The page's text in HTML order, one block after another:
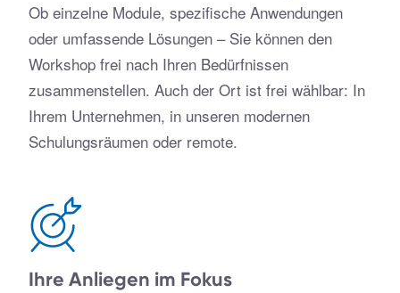
Ob einzelne Module, spezifische Anwendungen
oder umfassende Lösungen – Sie können den
Workshop frei nach Ihren Bedürfnissen
zusammenstellen. Auch der Ort ist frei wählbar: In
Ihrem Unternehmen, in unseren modernen
Schulungsräumen oder remote.
Ihre Anliegen im Fokus